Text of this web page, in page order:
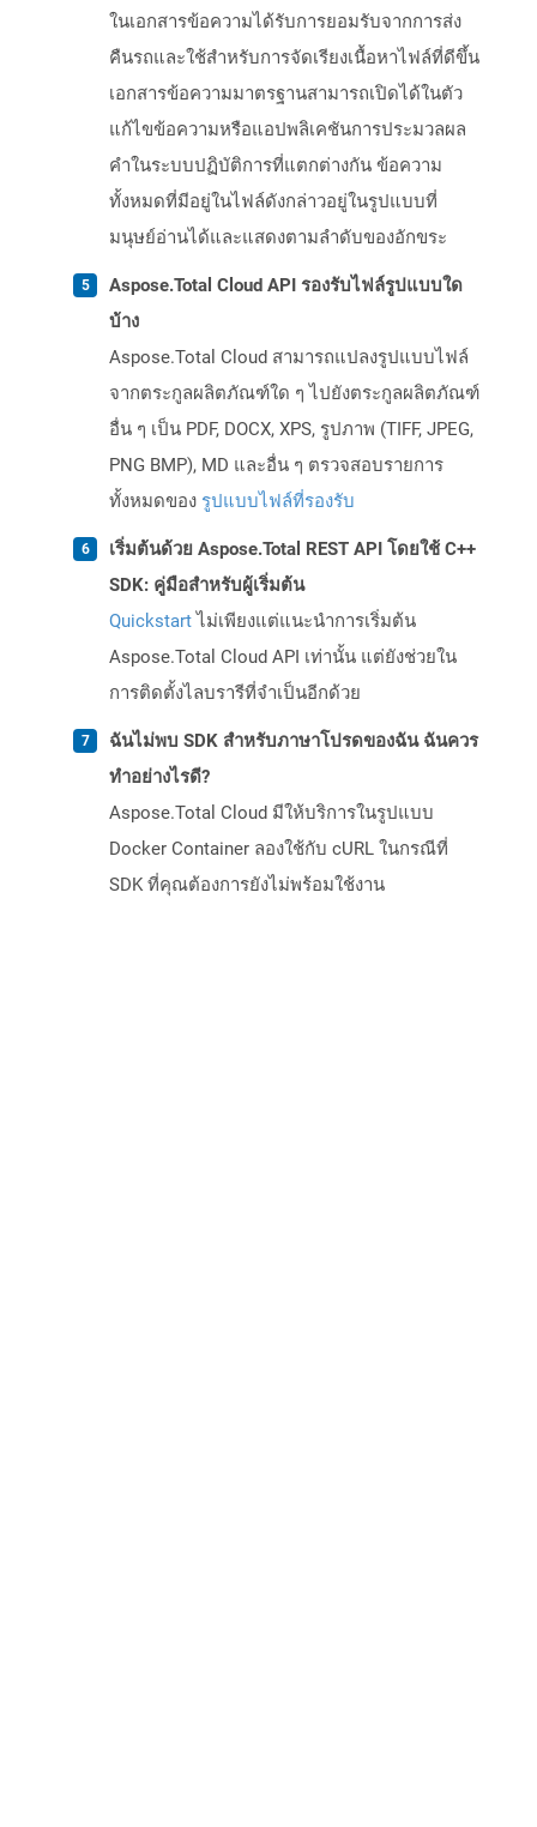
ในเอกสารข้อความได้รับการยอมรับจากการส่ง
คืนรถและใช้สำหรับการจัดเรียงเนื้อหาไฟล์ที่ดีขึ้น
เอกสารข้อความมาตรฐานสามารถเปิดได้ในตัว
แก้ไขข้อความหรือแอปพลิเคชันการประมวลผล
คำในระบบปฏิบัติการที่แตกต่างกัน ข้อความ
ทั้งหมดที่มีอยู่ในไฟล์ดังกล่าวอยู่ในรูปแบบที่
มนุษย์อ่านได้และแสดงตามลำดับของอักขระ
Aspose.Total Cloud API รองรับไฟล์รูปแบบใด
บ้าง
Aspose.Total Cloud สามารถแปลงรูปแบบไฟล์
จากตระกูลผลิตภัณฑ์ใด ๆ ไปยังตระกูลผลิตภัณฑ์
อื่น ๆ เป็น PDF, DOCX, XPS, รูปภาพ (TIFF, JPEG,
PNG BMP), MD และอื่น ๆ ตรวจสอบรายการ
ทั้งหมดของ รูปแบบไฟล์ที่รองรับ
เริ่มต้นด้วย Aspose.Total REST API โดยใช้ C++
SDK: คู่มือสำหรับผู้เริ่มต้น
Quickstartไม่เพียงแต่แนะนำการเริ่มต้น
Aspose.Total Cloud API เท่านั้น แต่ยังช่วยใน
การติดตั้งไลบรารีที่จำเป็นอีกด้วย
ฉันไม่พบ SDK สำหรับภาษาโปรดของฉัน ฉันควร
ทำอย่างไรดี?
Aspose.Total Cloud มีให้บริการในรูปแบบ
Docker Container ลองใช้กับ cURL ในกรณีที่
SDK ที่คุณต้องการยังไม่พร้อมใช้งาน